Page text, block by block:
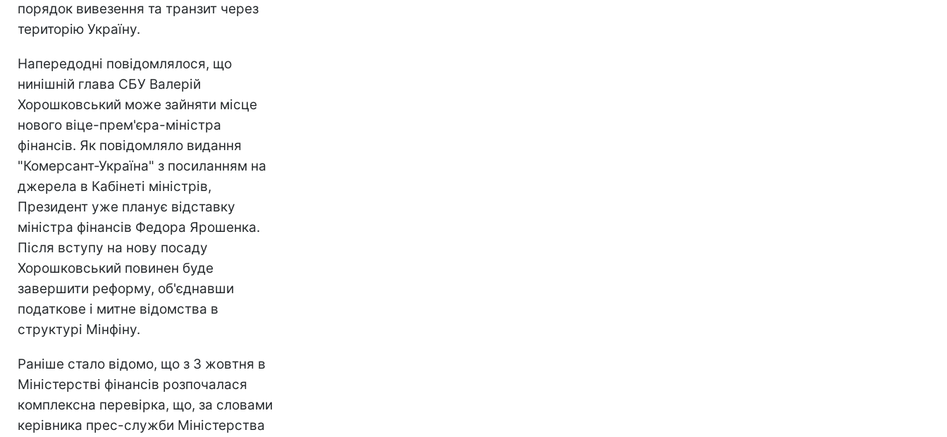
порядок вивезення та транзит через
територію Україну.
Напередодні повідомлялося, що
нинішній глава СБУ Валерій
Хорошковський може зайняти місце
нового віце-прем'єра-міністра
фінансів. Як повідомляло видання
"Комерсант-Україна" з посиланням на
джерела в Кабінеті міністрів,
Президент уже планує відставку
міністра фінансів Федора Ярошенка.
Після вступу на нову посаду
Хорошковський повинен буде
завершити реформу, об'єднавши
податкове і митне відомства в
структурі Мінфіну.
Раніше стало відомо, що з 3 жовтня в
Міністерстві фінансів розпочалася
комплексна перевірка, що, за словами
керівника прес-служби Міністерства